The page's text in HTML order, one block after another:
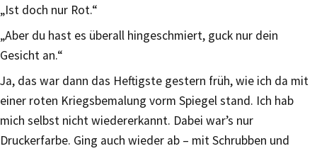
„Ist doch nur Rot.“
„Aber du hast es überall hingeschmiert, guck nur dein
Gesicht an.“
Ja, das war dann das Heftigste gestern früh, wie ich da mit
einer roten Kriegsbemalung vorm Spiegel stand. Ich hab
mich selbst nicht wiedererkannt. Dabei war’s nur
Druckerfarbe. Ging auch wieder ab – mit Schrubben und